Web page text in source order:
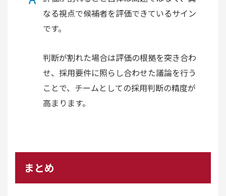
なる視点で候補者を評価できているサイン
です。
判断が割れた場合は評価の根拠を突き合わ
せ、採用要件に照らし合わせた議論を行う
ことで、チームとしての採用判断の精度が
高まります。
まとめ